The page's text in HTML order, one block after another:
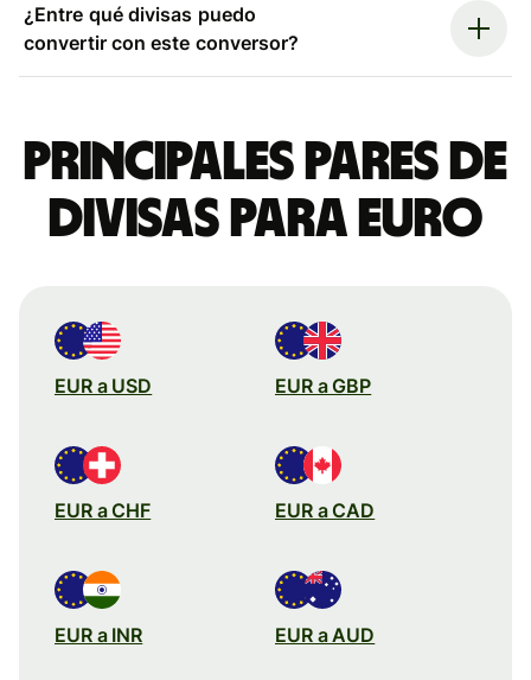
¿Entre qué divisas puedo
convertir con este conversor?
Principales pares de
divisas para euro
EUR a USD EUR a GBP
EUR a CHF EUR a CAD
EUR a INR EUR a AUD